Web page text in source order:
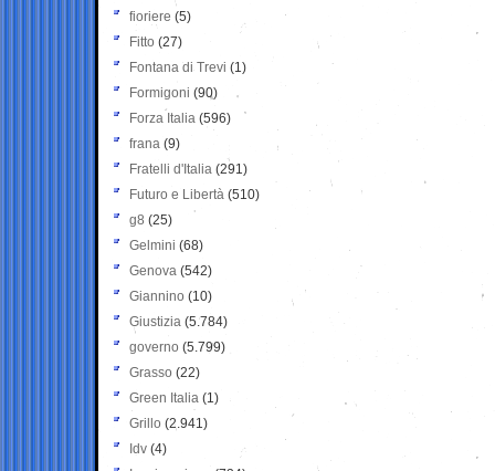
fioriere (5)
Fitto (27)
Fontana di Trevi (1)
Formigoni (90)
Forza Italia (596)
frana (9)
Fratelli d'Italia (291)
Futuro e Libertà (510)
g8 (25)
Gelmini (68)
Genova (542)
Giannino (10)
Giustizia (5.784)
governo (5.799)
Grasso (22)
Green Italia (1)
Grillo (2.941)
Idv (4)